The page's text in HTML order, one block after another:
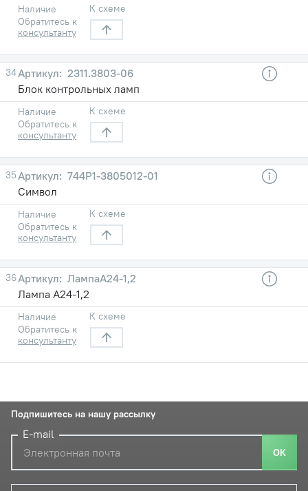
Наличие
Обратитесь к
консультанту
К схеме
34
2311.3803-06
Блок контрольных ламп
Наличие
Обратитесь к
консультанту
К схеме
35
744Р1-3805012-01
Символ
Наличие
Обратитесь к
консультанту
К схеме
36
ЛампаА24-1,2
Лампа А24-1,2
Наличие
Обратитесь к
консультанту
К схеме
Подпишитесь на нашу рассылку
E-mail
ОК